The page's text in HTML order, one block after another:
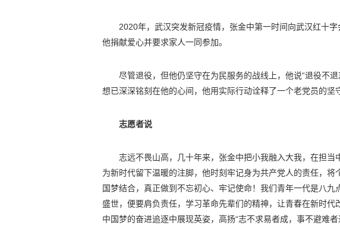
2020年，武汉突发新冠疫情，张金中第一时间向武汉红十字
他捐献爱心并要求家人一同参加。
尽管退役，但他仍坚守在为民服务的战线上，他说“退役不
想已深深铭刻在他的心间，他用实际行动诠释了一个老党员的坚
志愿者说
志远不畏山高，几十年来，张金中把小我融入大我，在担
为新时代留下温暖的注脚，他时刻牢记身为共产党人的责任，
国梦结合，真正做到不忘初心、牢记使命！我们青年一代是八
盛世，便要肩负责任，学习革命先辈们的精神，让青春在新时
中国梦的奋进追逐中展现英姿，高扬“志不求易者成，事不避难者